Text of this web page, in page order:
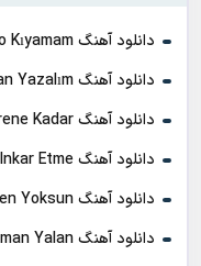
دانلود آهنگ Sibel Can & Eypio Kıyamam
دانلود آهنگ Siyam Baştan Yazalım
دانلود آهنگ Ankara Echoes Ta Ki Seni Görene Kadar
دانلود آهنگ Nilüfer Inkar Etme
دانلود آهنگ Poizi Artık Sen Yoksun
دانلود آهنگ Dedublüman Yalan